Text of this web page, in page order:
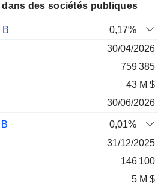
des sociétés publiques
Date de
B
0,17%
30/04/2026
759 385
43 M $
30/06/2026
0,01%
31/12/2025
146 100
5 M $